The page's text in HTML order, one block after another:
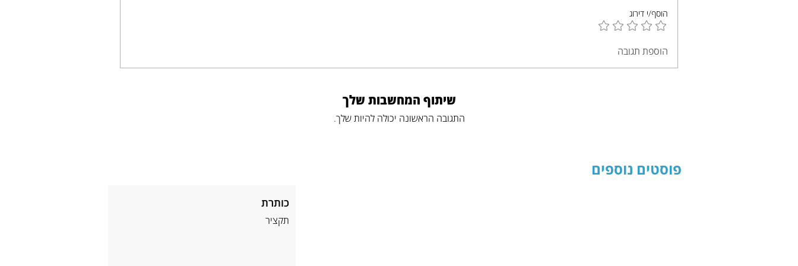
הוסף/י דירוג
הוספת תגובה
שיתוף המחשבות שלך
התגובה הראשונה יכולה להיות שלך.
פוסטים נוספים
כותרת
תקציר